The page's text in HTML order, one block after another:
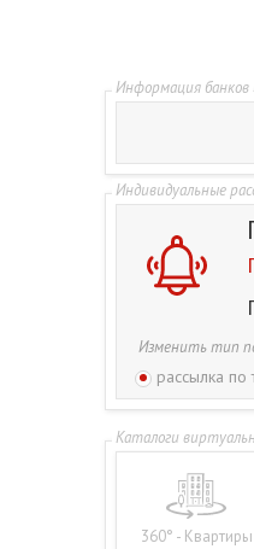
Изменить тип
рассылка
360° - Квартиры